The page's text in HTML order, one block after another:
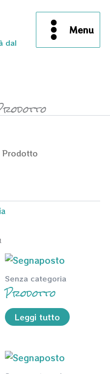
dal
Menu
Senza categoria
Prodotto
Leggi tutto